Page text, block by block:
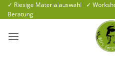
Zum
Inhalt
✓ Riesige Materialauswahl ✓
Beratung